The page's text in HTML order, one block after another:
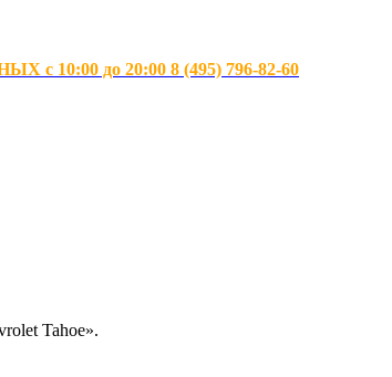
10:00 до 20:00 8 (495) 796-82-60
Tahoe».